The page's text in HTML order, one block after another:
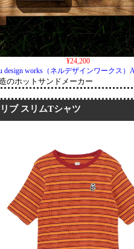
¥24,200
design works（ネルデザインワークス）
のホットサンドメーカー
ブ スリムTシャツ